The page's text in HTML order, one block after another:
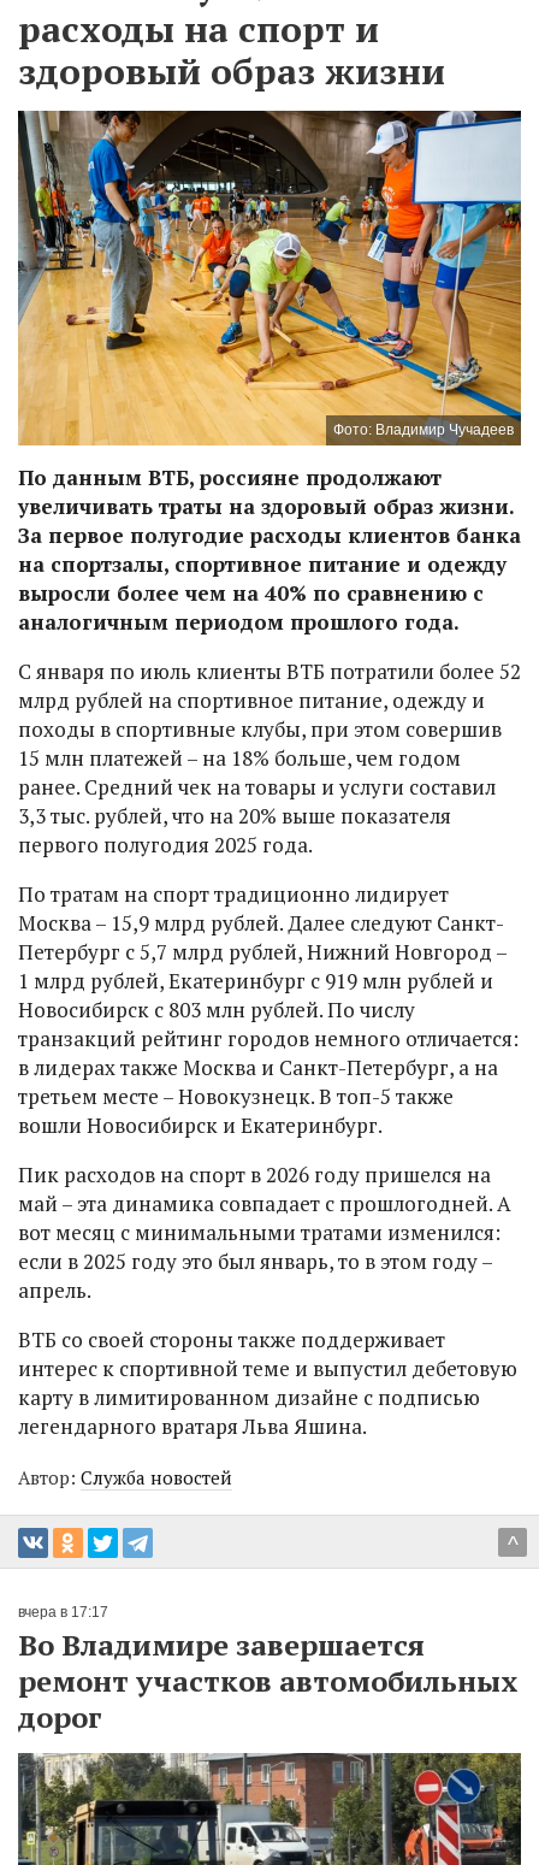
расходы на спорт и
здоровый образ жизни
Фото: Владимир Чучадеев
По данным ВТБ, россияне продолжают
увеличивать траты на здоровый образ жизни.
За первое полугодие расходы клиентов банка
на спортзалы, спортивное питание и одежду
выросли более чем на 40% по сравнению с
аналогичным периодом прошлого года.
С января по июль клиенты ВТБ потратили более 52
млрд рублей на спортивное питание, одежду и
походы в спортивные клубы, при этом совершив
15 млн платежей – на 18% больше, чем годом
ранее. Средний чек на товары и услуги составил
3,3 тыс. рублей, что на 20% выше показателя
первого полугодия 2025 года.
По тратам на спорт традиционно лидирует
Москва – 15,9 млрд рублей. Далее следуют Санкт-
Петербург с 5,7 млрд рублей, Нижний Новгород –
1 млрд рублей, Екатеринбург с 919 млн рублей и
Новосибирск с 803 млн рублей. По числу
транзакций рейтинг городов немного отличается:
в лидерах также Москва и Санкт-Петербург, а на
третьем месте – Новокузнецк. В топ-5 также
вошли Новосибирск и Екатеринбург.
Пик расходов на спорт в 2026 году пришелся на
май – эта динамика совпадает с прошлогодней. А
вот месяц с минимальными тратами изменился:
если в 2025 году это был январь, то в этом году –
апрель.
ВТБ со своей стороны также поддерживает
интерес к спортивной теме и выпустил дебетовую
карту в лимитированном дизайне с подписью
легендарного вратаря Льва Яшина.
Автор: Служба новостей
^
вчера в 17:17
Во Владимире завершается
ремонт участков автомобильных
дорог